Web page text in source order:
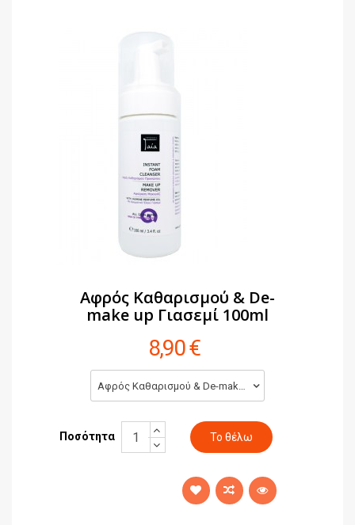
Αφρός Καθαρισμού & De-
make up Γιασεμί 100ml
8,90 €
Αφρός Καθαρισμού & De-make up Γιασεμί 100ml (8,90 €)
Ποσότητα